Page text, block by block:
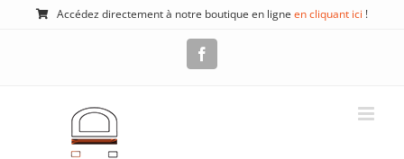
Passer
Accédez directement à notre boutique en ligne en cliquant ici !